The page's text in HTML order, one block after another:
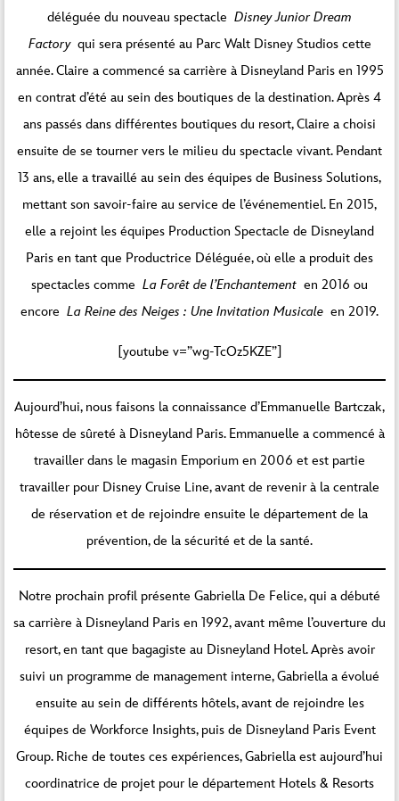
déléguée du nouveau spectacle Disney Junior Dream
Factoryqui sera présenté au Parc Walt Disney Studios cette
année. Claire a commencé sa carrière à Disneyland Paris en 1995
en contrat d’été au sein des boutiques de la destination. Après 4
ans passés dans différentes boutiques du resort, Claire a choisi
ensuite de se tourner vers le milieu du spectacle vivant. Pendant
13 ans, elle a travaillé au sein des équipes de Business Solutions,
mettant son savoir-faire au service de l’événementiel. En 2015,
elle a rejoint les équipes Production Spectacle de Disneyland
Paris en tant que Productrice Déléguée, où elle a produit des
spectacles comme La Forêt de l’Enchantement en 2016 ou
encore La Reine des Neiges : Une Invitation Musicale en 2019.
[youtube v=”wg-TcOz5KZE”]
Aujourd’hui, nous faisons la connaissance d’Emmanuelle Bartczak,
hôtesse de sûreté à Disneyland Paris. Emmanuelle a commencé à
travailler dans le magasin Emporium en 2006 et est partie
travailler pour Disney Cruise Line, avant de revenir à la centrale
de réservation et de rejoindre ensuite le département de la
prévention, de la sécurité et de la santé.
Notre prochain profil présente Gabriella De Felice, qui a débuté
sa carrière à Disneyland Paris en 1992, avant même l’ouverture du
resort, en tant que bagagiste au Disneyland Hotel. Après avoir
suivi un programme de management interne, Gabriella a évolué
ensuite au sein de différents hôtels, avant de rejoindre les
équipes de Workforce Insights, puis de Disneyland Paris Event
Group. Riche de toutes ces expériences, Gabriella est aujourd’hui
coordinatrice de projet pour le département Hotels & Resorts